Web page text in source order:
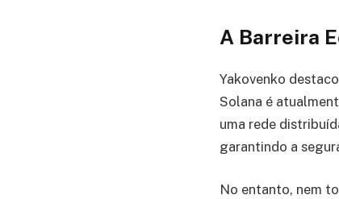
A Barreira
Yakovenko
Solana é
uma rede
garantindo a
No entanto, nem